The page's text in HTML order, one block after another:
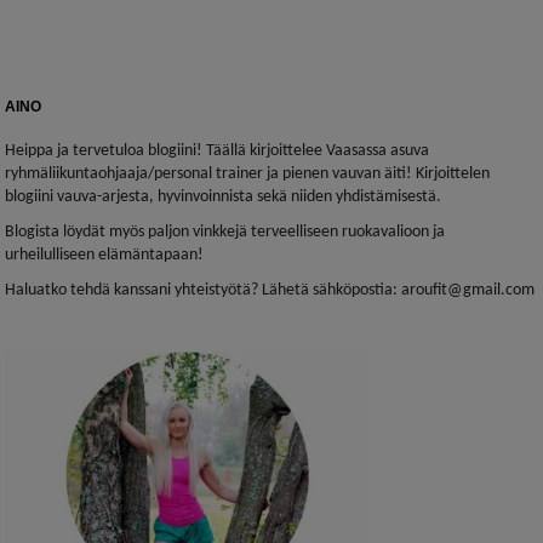
AINO
Heippa ja tervetuloa blogiini! Täällä kirjoittelee Vaasassa asuva
ryhmäliikuntaohjaaja/personal trainer ja pienen vauvan äiti! Kirjoittelen
blogiini vauva-arjesta, hyvinvoinnista sekä niiden yhdistämisestä.
Blogista löydät myös paljon vinkkejä terveelliseen ruokavalioon ja
urheilulliseen elämäntapaan!
Haluatko tehdä kanssani yhteistyötä? Lähetä sähköpostia: aroufit@gmail.com